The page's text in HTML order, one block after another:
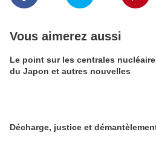
Vous aimerez aussi
Le point sur les centrales
du Japon et autres nouvelles
Décharge, justice et